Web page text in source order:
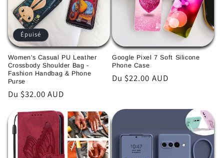
Épuisé
Women's Casual PU Leather
Crossbody Shoulder Bag -
Fashion Handbag & Phone
Purse
Prix
Du $32.00 AUD
Google Pixel 7 Soft Silicone
Phone Case
Prix
Du $22.00 AUD